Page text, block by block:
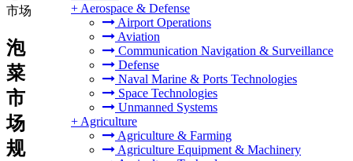
+ Aerospace & Defense
Airport Operations
Aviation
Communication Navigation & Surveillance
Defense
Naval Marine & Ports Technologies
Space Technologies
Unmanned Systems
+ Agriculture
Agriculture & Farming
Agriculture Equipment & Machinery
市场
泡
菜
市
场
规